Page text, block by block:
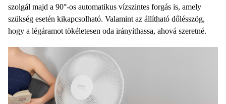
szolgál majd a 90°-os automatikus vízszintes forgás is, amely
szükség esetén kikapcsolható. Valamint az állítható dőlésszög,
hogy a légáramot tökéletesen oda irányíthassa, ahová szeretné.